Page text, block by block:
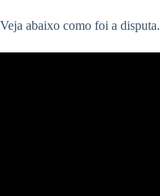
Veja abaixo como foi a disputa.